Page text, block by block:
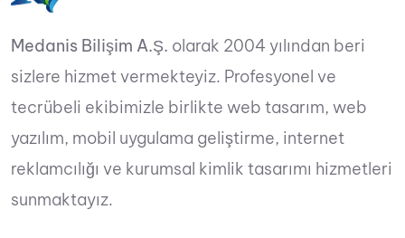
Medanis Bilişim A.Ş. olarak 2004 yılından beri
sizlere hizmet vermekteyiz. Profesyonel ve
tecrübeli ekibimizle birlikte web tasarım, web
yazılım, mobil uygulama geliştirme, internet
reklamcılığı ve kurumsal kimlik tasarımı hizmetleri
sunmaktayız.